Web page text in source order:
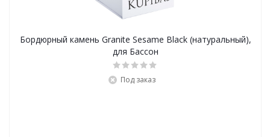
Бордюрный камень Granite Sesame Black (натуральный),
для Бассон
Под заказ